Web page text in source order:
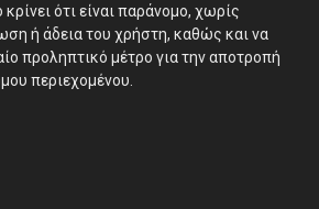
ότι είναι παράνομο, χωρίς
ή άδεια του χρήστη, καθώς και να
προληπτικό μέτρο για την αποτροπή
περιεχομένου.